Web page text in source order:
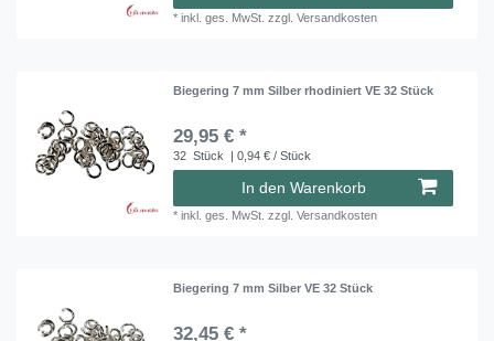
*inkl. ges. MwSt. zzgl.Versandkosten
Biegering 7 mm Silber rhodiniert VE 32 Stück
29,95 € *
32 Stück | 0,94 € / Stück
In den Warenkorb
*inkl. ges. MwSt. zzgl.Versandkosten
Biegering 7 mm Silber VE 32 Stück
32,45 € *